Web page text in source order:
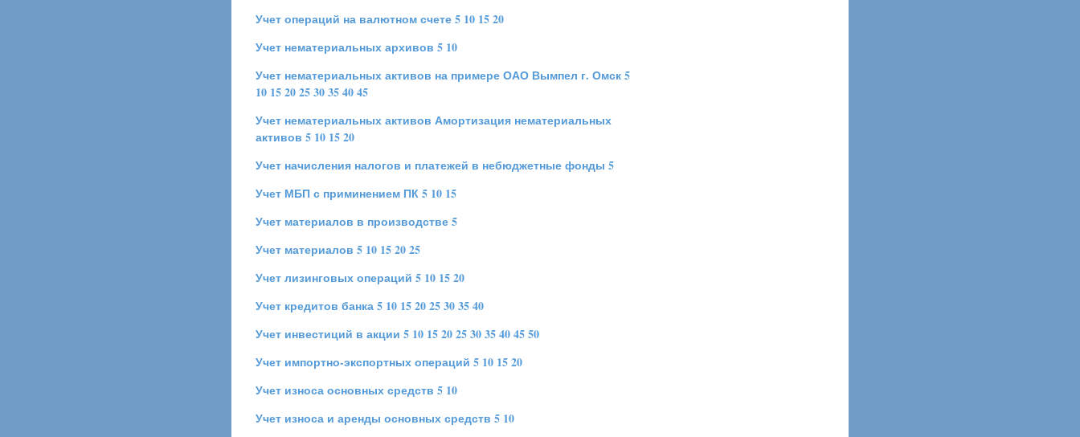
Учет операций на валютном счете5 10 1520
Учет нематериальных архивов 5 10
Учет нематериальных активов на примере ОАО Вымпел г. Омск5
10 15202530354045
Учет нематериальных активов Амортизация нематериальных
активов 5 10 1520
Учет начисления налогов и платежей в небюджетные фонды 5
Учет МБП с приминением ПК5 10 15
Учет материалов в производстве5
Учет материалов 5 10 152025
Учет лизинговых операций 5 10 1520
Учет кредитов банка5 10 152025303540
Учет инвестиций в акции 5 10 1520253035404550
Учет импортно-экспортных операций 5 10 1520
Учет износа основных средств 5 10
Учет износа и аренды основных средств 5 10